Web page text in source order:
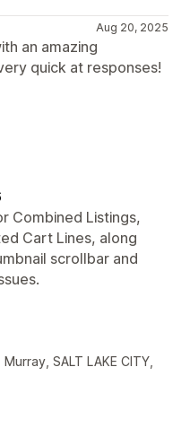
Aug 20, 2025
an amazing
quick at responses!
Combined Listings,
Cart Lines, along
scrollbar and
SALT LAKE CITY,